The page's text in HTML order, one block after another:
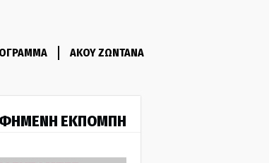
ΑΚΟΥ ΖΩΝΤΑΝΑ
ΕΚΠΟΜΠΗ